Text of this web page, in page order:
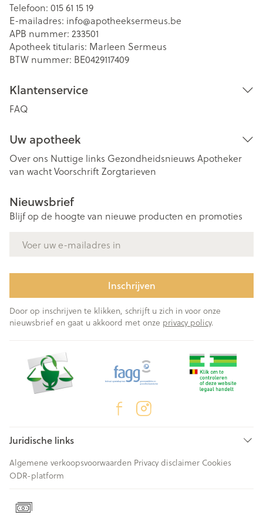
Telefoon: 015 61 15 19
E-mailadres: info@apotheeksermeus.be
APB nummer: 233501
Apotheek titularis: Marleen Sermeus
BTW nummer: BE0429117409
Klantenservice
FAQ
Uw apotheek
Over ons Nuttige links Gezondheidsnieuws Apotheker
van wachtVoorschriftZorgtarieven
Nieuwsbrief
Blijf op de hoogte van nieuwe producten en promoties
Inschrijven
Door op inschrijven te klikken, schrijft u zich in voor onze
nieuwsbrief en gaat u akkoord met onze privacy policy.
Juridische links
Algemene verkoopsvoorwaarden Privacy disclaimer Cookies
ODR-platform